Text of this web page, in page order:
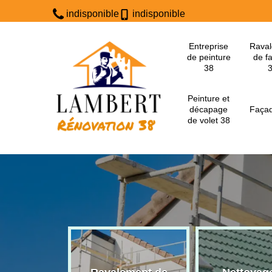
indisponible indisponible
Entreprise
de peinture
38
de
Peinture et
décapage
de volet 38